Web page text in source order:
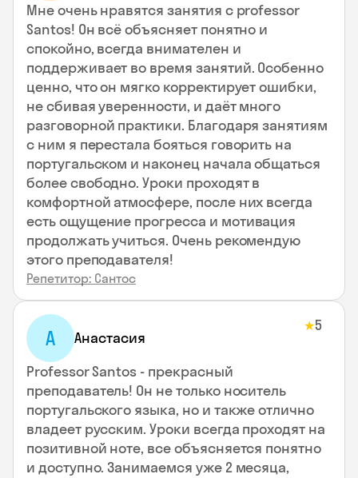
Мне очень нравятся занятия с professor
Santos! Он всё объясняет понятно и
спокойно, всегда внимателен и
поддерживает во время занятий. Особенно
ценно, что он мягко корректирует ошибки,
не сбивая уверенности, и даёт много
разговорной практики. Благодаря занятиям
с ним я перестала бояться говорить на
португальском и наконец начала общаться
более свободно. Уроки проходят в
комфортной атмосфере, после них всегда
есть ощущение прогресса и мотивация
продолжать учиться. Очень рекомендую
этого преподавателя!
Репетитор: Сантос
А Анастасия
★5
Professor Santos - прекрасный
преподаватель! Он не только носитель
португальского языка, но и также отлично
владеет русским. Уроки всегда проходят на
позитивной ноте, все объясняется понятно
и доступно. Занимаемся уже 2 месяца,